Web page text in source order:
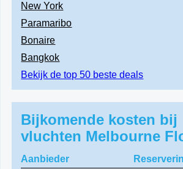
New York
Paramaribo
Bonaire
Bangkok
Bekijk de top 50 beste deals
Bijkomende kosten bij
vluchten Melbourne
Aanbieder